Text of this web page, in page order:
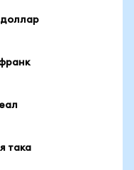
доллар
така